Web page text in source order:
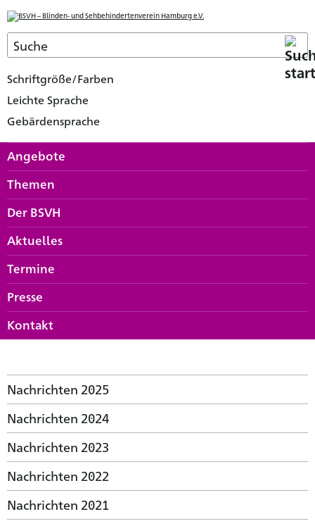
Schriftgröße/Farben
Leichte Sprache
Gebärdensprache
Angebote
Themen
Der BSVH
Aktuelles
Termine
Presse
Kontakt
Nachrichten 2025
Nachrichten 2024
Nachrichten 2023
Nachrichten 2022
Nachrichten 2021